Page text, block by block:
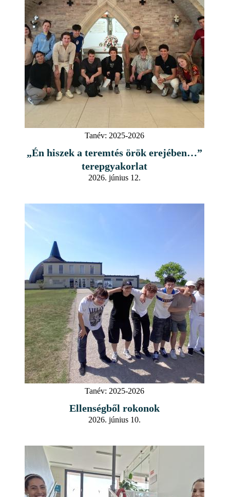
Tanév: 2025-2026
„Én hiszek a teremtés örök erejében…”
terepgyakorlat
2026. június 12.
Tanév: 2025-2026
Ellenségből rokonok
2026. június 10.